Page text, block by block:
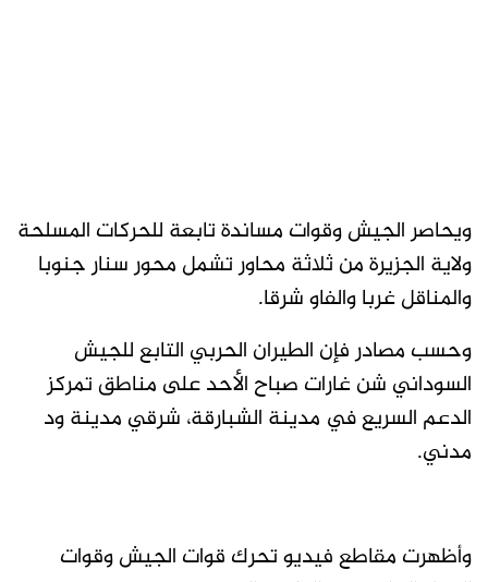
ويحاصر الجيش وقوات مساندة تابعة للحركات المسلحة
ولاية الجزيرة من ثلاثة محاور تشمل محور سنار جنوبا
والمناقل غربا والفاو شرقا.
وحسب مصادر فإن الطيران الحربي التابع للجيش
السوداني شن غارات صباح الأحد على مناطق تمركز
الدعم السريع في مدينة الشبارقة، شرقي مدينة ود
مدني.
وأظهرت مقاطع فيديو تحرك قوات الجيش وقوات